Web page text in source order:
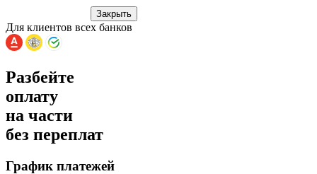
Закрыть
Для клиентов всех банков
Разбейте
оплату
на части
без переплат
График платежей